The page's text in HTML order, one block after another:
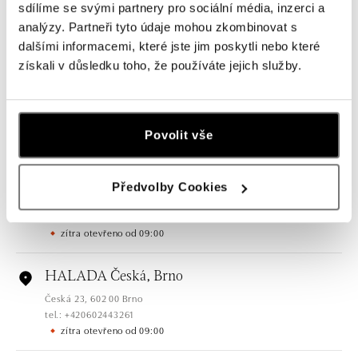
sdílíme se svými partnery pro sociální média, inzerci a
analýzy. Partneři tyto údaje mohou zkombinovat s
dalšími informacemi, které jste jim poskytli nebo které
získali v důsledku toho, že používáte jejich služby.
Povolit vše
Předvolby Cookies
Všechny Česko Slovensko
Pařížská 7, 110 00 Praha 1
tel.: +420724986111
zítra otevřeno od 10:00
HALADA Na Příkopě, Praha
zítra otevřeno od 09:00
HALADA Česká, Brno
Česká 23, 602 00 Brno
tel.: +420602443261
zítra otevřeno od 09:00